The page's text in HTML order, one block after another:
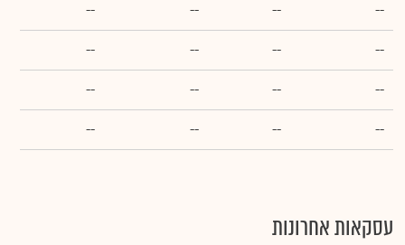
--
--
--
--
--
--
--
--
--
--
--
--
--
--
--
--
עסקאות אחרונות